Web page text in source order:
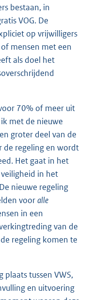
bestaan, in
VOG. De
op vrijwilligers
mensen met een
als doel het
70% of meer uit
met de nieuwe
groter deel van de
de regeling en wordt
Het gaat in het
in het
nieuwe regeling
vooralle
in een
van de
regeling komen te
tussen VWS,
en uitvoering